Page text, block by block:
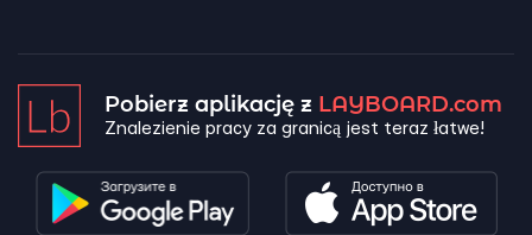
Pobierz aplikację z LAYBOARD.com
Znalezienie pracy za granicą jest teraz łatwe!